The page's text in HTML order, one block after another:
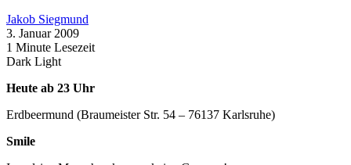
Jakob Siegmund
3. Januar 2009
1 Minute Lesezeit
Dark Light
Heute ab 23 Uhr
Erdbeermund (Braumeister Str. 54 – 76137 Karlsruhe)
Smile